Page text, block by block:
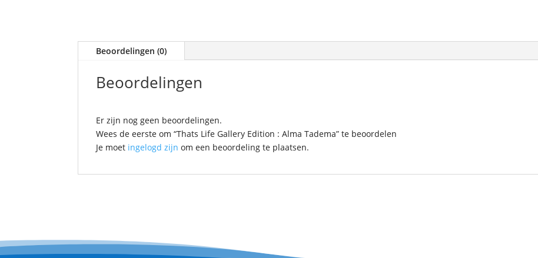
Beoordelingen (0)
Beoordelingen
Er zijn nog geen beoordelingen.
Wees de eerste om “Thats Life Gallery Edition : Alma Tadema” te beoordelen
Je moet ingelogd zijn om een beoordeling te plaatsen.